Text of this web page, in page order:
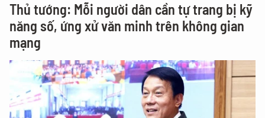
Thủ tướng: Mỗi người dân cần tự trang bị kỹ
năng số, ứng xử văn minh trên không gian
mạng